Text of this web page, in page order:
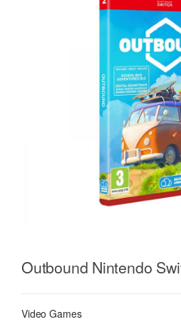
Outbound Nintendo
Video Games